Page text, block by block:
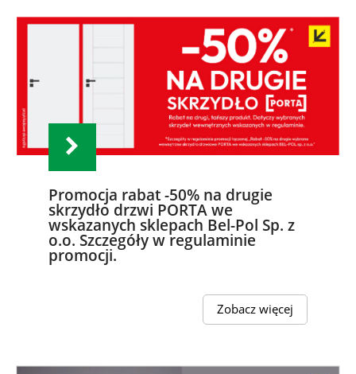
Promocja rabat -50% na drugie
skrzydło drzwi PORTA we
wskazanych sklepach Bel-Pol Sp. z
o.o. Szczegóły w regulaminie
promocji.
Zobacz więcej